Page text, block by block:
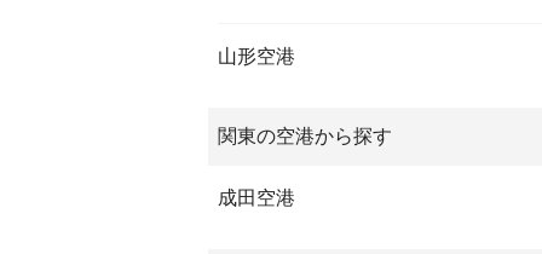
山形空港
関東の空港から探す
成田空港